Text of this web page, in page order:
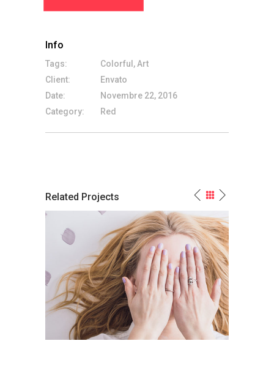
Info
Tags:
Colorful, Art
Client:
Envato
Date:
Novembre 22, 2016
Category:
Red
Related Projects
New Thoughts, New Strength